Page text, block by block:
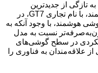
تازگی از جدیدترین
محصول خود در بازار گوشی‌های هوشمند، با نام تجاری GT7، در
هوشمند، با وجود آنکه به
نسبت به مدل
در سطح گوشی‌های
علاقه‌مندان به فناوری را